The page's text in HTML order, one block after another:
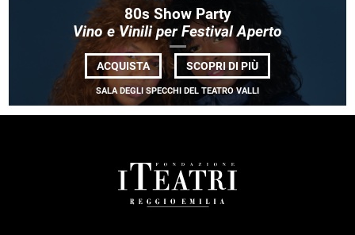
80s Show Party
Vino e Vinili per Festival Aperto
ACQUISTA SCOPRI DI PIÙDI
80S
SHOW
<BR>
SALA DEGLI SPECCHI DEL TEATRO VALLI